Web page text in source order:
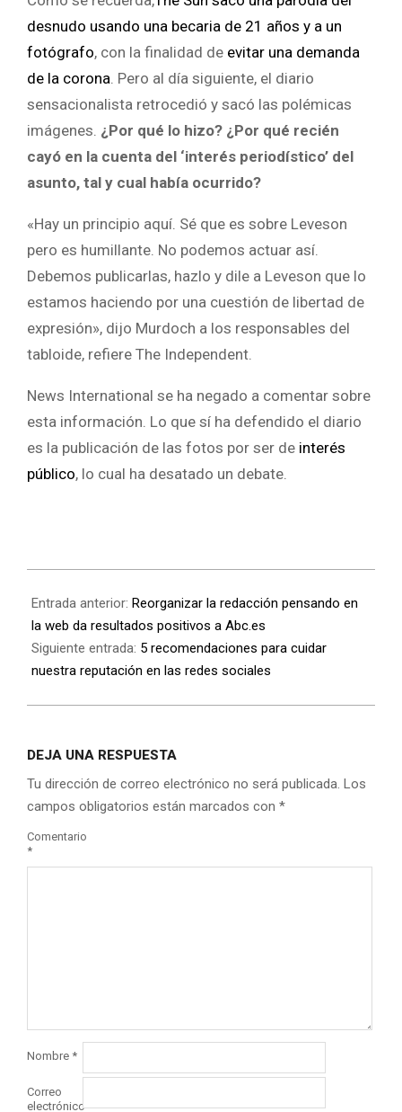
desnudo usando una becaria de 21 años y a un
fotógrafo, con la finalidad de evitar una demanda
de la corona . Pero al día siguiente, el diario
sensacionalista retrocedió y sacó las polémicas
imágenes. ¿Por qué lo hizo? ¿Por qué recién
cayó en la cuenta del ‘interés periodístico’ del
asunto, tal y cual había ocurrido?
«Hay un principio aquí. Sé que es sobre Leveson
pero es humillante. No podemos actuar así.
Debemos publicarlas, hazlo y dile a Leveson que lo
estamos haciendo por una cuestión de libertad de
expresión», dijo Murdoch a los responsables del
tabloide, refiere The Independent.
News International se ha negado a comentar sobre
esta información. Lo que sí ha defendido el diario
es la publicación de las fotos por ser de interés
público, lo cual ha desatado un debate.
Entrada anterior: Reorganizar la redacción pensando en
la web da resultados positivos a Abc.es
Siguiente entrada: 5 recomendaciones para cuidar
nuestra reputación en las redes sociales
DEJA UNA RESPUESTA
Tu dirección de correo electrónico no será publicada. Los
campos obligatorios están marcados con *
Comentario
*
Nombre *
Correo
electrónico